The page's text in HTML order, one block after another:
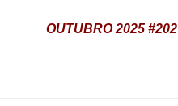
OUTUBRO 2025 #202